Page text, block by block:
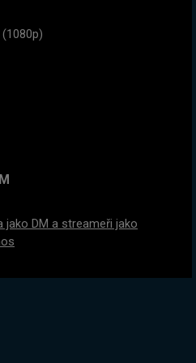
(1080p)
jako DM a streameři jako